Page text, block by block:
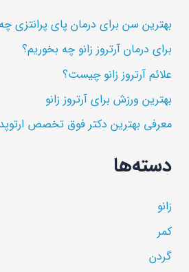
بهترین سن برای درمان پای
برای درمان آرتروز زانو چه بخوریم؟
علائم آرتروز زانو چیست؟
بهترین ورزش برای آرتروز زانو
معرفی بهترین دکتر فوق تخصص
دسته‌ها
زانو
کمر
گردن